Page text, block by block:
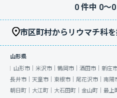
0件中 0〜0
市区町村からリウマチ科
山形県
山形市｜ 米沢市｜ 鶴岡市｜ 酒田市｜ 新庄市
長井市｜ 天童市｜ 東根市｜ 尾花沢市｜ 南陽
朝日町｜ 大江町｜ 大石田町｜ 金山町｜ 最上